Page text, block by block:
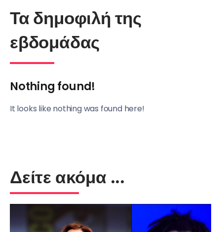
Τα δημοφιλή της
εβδομάδας
Nothing found!
It looks like nothing was found here!
Δείτε ακόμα ...